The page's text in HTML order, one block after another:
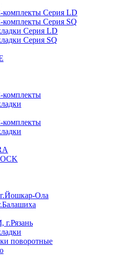
комплекты Серия LD
комплекты Серия SQ
Серия LD
Серия SQ
комплекты
комплекты
Ола
поворотные